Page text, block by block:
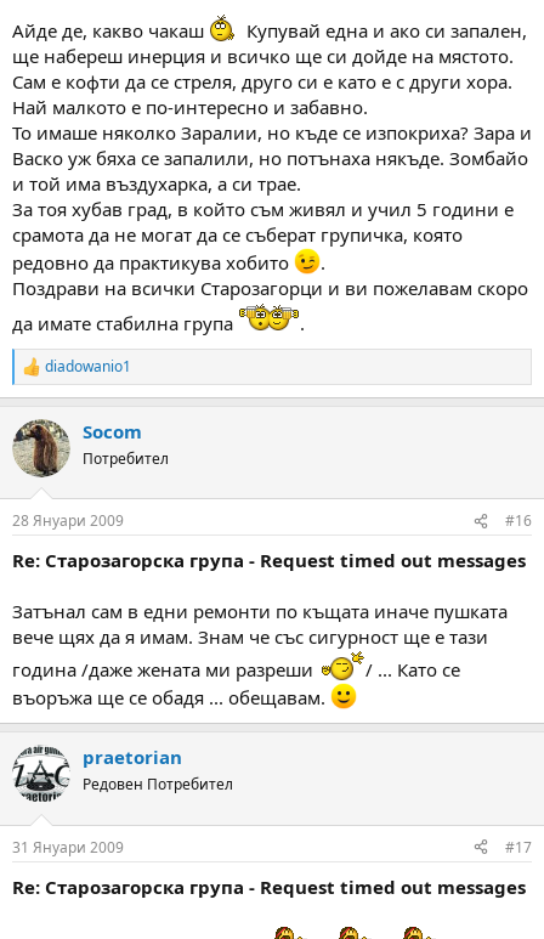
Айде де, какво чакаш
Купувай една и ако си запален,
ще набереш инерция и всичко ще си дойде на мястото.
Сам е кофти да се стреля, друго си е като е с други хора.
Най малкото е по-интересно и забавно.
То имаше няколко Заралии, но къде се изпокриха? Зара и
Васко уж бяха се запалили, но потънаха някъде. Зомбайо
и той има въздухарка, а си трае.
За тоя хубав град, в който съм живял и учил 5 години е
срамота да не могат да се съберат групичка, която
редовно да практикува хобито
.
Поздрави на всички Старозагорци и ви пожелавам скоро
да имате стабилна група
.
R
e
c
t
i
s
diadowanio1
Socom
Потребител
28 Януари 2009 #16
Re: Старозагорска група - Request timed out messages
Затънал сам в едни ремонти по къщата иначе пушката
вече щях да я имам. Знам че със сигурност ще е тази
година /даже жената ми разреши
/ ... Като се
въоръжа ще се обадя ... обещавам.
praetorian
Редовен Потребител
31 Януари 2009 #17
Re: Старозагорска група - Request timed out messages